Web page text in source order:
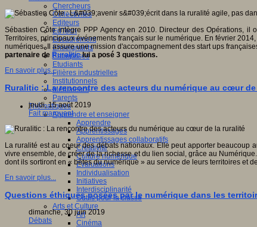
Chercheurs
Collectivités
Editeurs
EdTech
Encadrement
Enseignants
Entreprises
Etudiants
Filières industrielles
Institutionnels
Médiateurs
Parents
Thématiques
Apprendre et enseigner
Apprendre
Apprentissages
Apprentissages collaboratifs
Créativité
Culture numérique
Evaluations
Individualisation
Initiatives
Interdisciplinarité
Outils pour la classe
Arts et Culture
Art
Cinéma
Sébastien Côte intègre PPP Agency en 2010. Directeur des Opérations,
Territoires, principaux événements français sur le numérique. En février 2014,
numériques. Il assure une mission d'accompagnement des start ups
partenaire de Ruraliticlui a posé 3 questions.
En savoir plus...
Ruralitic : La rencontre des acteurs du numérique au cœur
jeudi, 15 août 2019
Fait marquant
La ruralité est au coeur des débats nationaux. Elle peut apporter
vivre ensemble, de créer de la richesse et du lien social, grâce au
dont ils sortiront en « bêtes du numérique » au service de leurs territoires et
En savoir plus...
Questions éthiques posées par le numérique dans les
dimanche, 30 juin 2019
Débats